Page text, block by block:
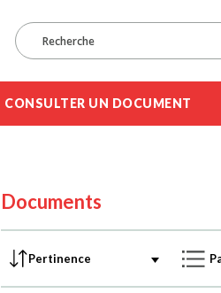
CONSULTER UN DOCUMENT
Documents